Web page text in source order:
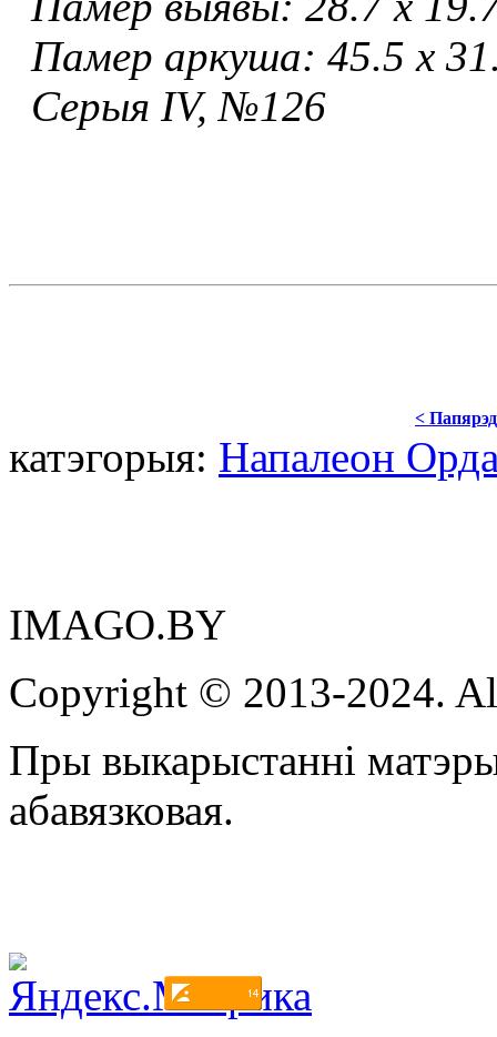
Памер аркуша: 45.5 х
Серыя IV, №126
<
катэгорыя: Напалеон
IMAGO.BY
Copyright © 2013-2024.
Пры выкарыстанні
абавязковая.